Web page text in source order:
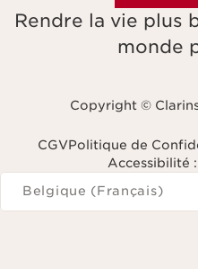
Rendre la vie plus
monde
Copyright ©
CGVPolitique de
Accessibilité
Naviguer vers
Belgique (Français)